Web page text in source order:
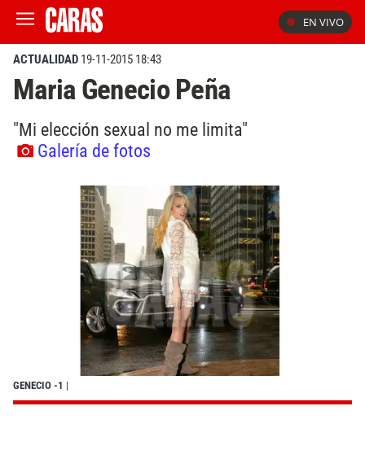
EN VIVO
ACTUALIDAD 19-11-2015 18:43
Maria Genecio Peña
"Mi elección sexual no me limita"
Galería de fotos
GENECIO -1 |